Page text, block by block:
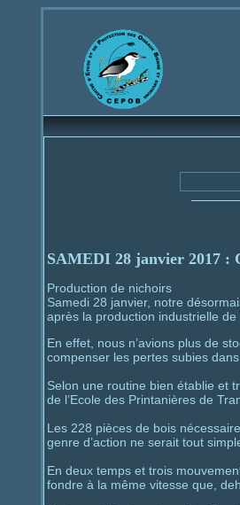
Centre
SAMEDI 28 janvier 2017 :
Production de nichoirs
Samedi 28 janvier, notre
après la production industrielle
En effet, nous n’avions plus de
compenser les pertes subies
Selon une routine bien établie et
de l’Ecole des Printanières de
Les 228 pièces de bois
genre d’action ne serait tout
En deux temps et trois
fondre à la même vitesse que,